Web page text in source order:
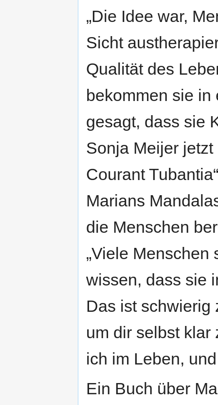
„Die Idee war,
Sicht
Qualität des
bekommen sie
gesagt, dass sie
Sonja Meijer jetzt
Courant
Marians
die Menschen
„Viele
wissen, dass sie
Das ist schwierig
um dir selbst klar
ich im Leben,
Ein Buch über